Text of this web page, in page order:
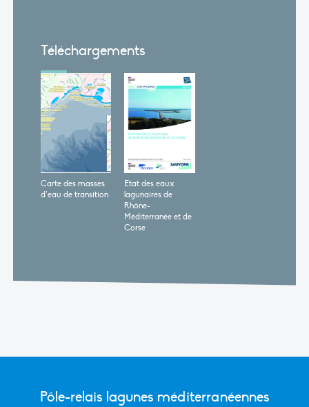
Téléchargements
Carte des masses
d’eau de transition
Etat des eaux
lagunaires de
Rhône-
Méditerranée et de
Corse
Pôle-relais lagunes méditerranéennes